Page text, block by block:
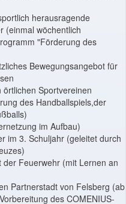
herausragende
(einmal wöchentlich
"Förderung des
Bewegungsangebot für
Sportvereinen
des Handballspiels,der
im Aufbau)
im 3. Schuljahr (geleitet durch
Feuerwehr (mit Lernen an
Partnerstadt von Felsberg (ab
des COMENIUS-